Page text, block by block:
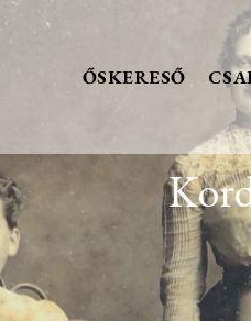
ŐSKERESŐ